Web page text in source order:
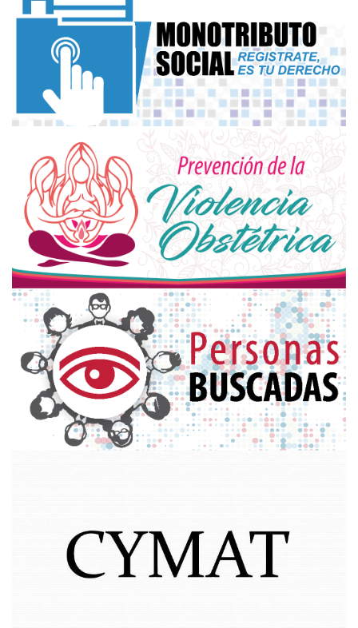
defensordelpueblocorrientes
@hotmail.com
prensadefensordelpueblo@gmail.com
Córdoba 1264 | CP W3400CDT
Corrientes Capital | Provincia de Corrientes
Argentina
(+54) (379) 4231149 / 4231153